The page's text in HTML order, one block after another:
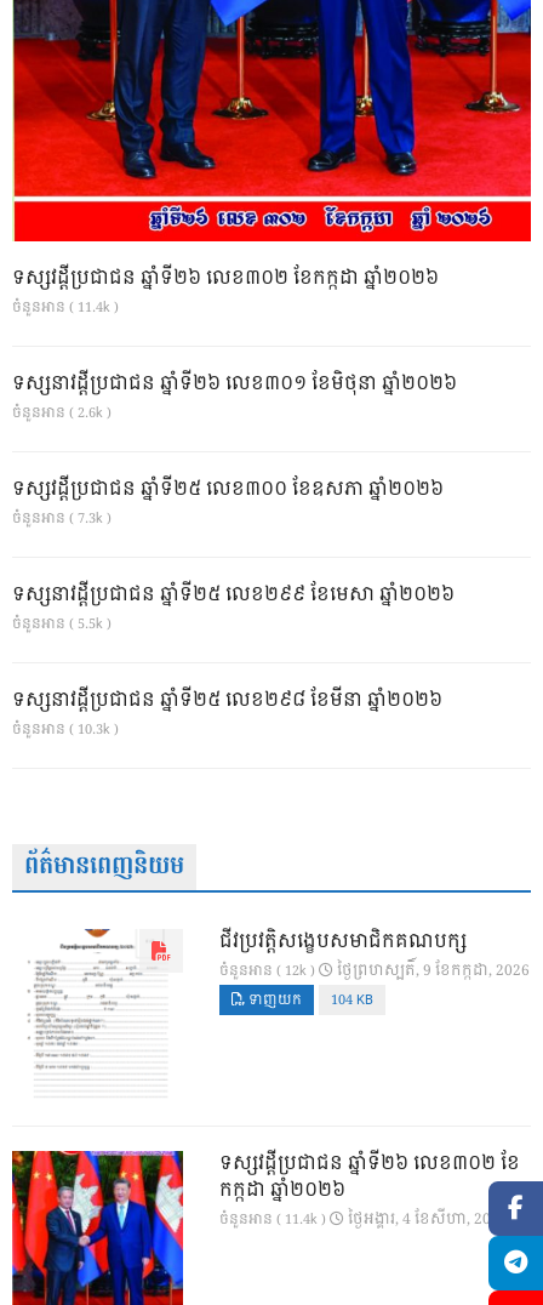
ទស្សវដ្តីប្រជាជន ឆ្នាំទី២៦ លេខ៣០២ ខែកក្កដា ឆ្នាំ២០២៦
ចំនួនអាន ( 11.4k )
ទស្សនាវដ្ដីប្រជាជន ឆ្នាំទី២៦ លេខ៣០១ ខែមិថុនា ឆ្នាំ២០២៦
ចំនួនអាន ( 2.6k )
ទស្សវដ្តីប្រជាជន ឆ្នាំទី២៥ លេខ៣០០ ខែឧសភា ឆ្នាំ២០២៦
ចំនួនអាន ( 7.3k )
ទស្សនាវដ្ដីប្រជាជន ឆ្នាំទី២៥ លេខ២៩៩ ខែមេសា ឆ្នាំ២០២៦
ចំនួនអាន ( 5.5k )
ទស្សនាវដ្ដីប្រជាជន ឆ្នាំទី២៥ លេខ២៩៨ ខែមីនា ឆ្នាំ២០២៦
ចំនួនអាន ( 10.3k )
ព័ត៌មានពេញនិយម
ជីវប្រវត្តិសង្ខេបសមាជិកគណបក្ស
ចំនួនអាន ( 12k ) ថ្ងៃ​ព្រហស្បតិ៍, 9 ខែ​កក្កដា, 2026
ទាញយក 104 KB
ទស្សវដ្តីប្រជាជន ឆ្នាំទី២៦ លេខ៣០២ ខែ
កក្កដា ឆ្នាំ២០២៦
ចំនួនអាន ( 11.4k ) ថ្ងៃ​អង្គារ, 4 ខែ​សីហា, 2026